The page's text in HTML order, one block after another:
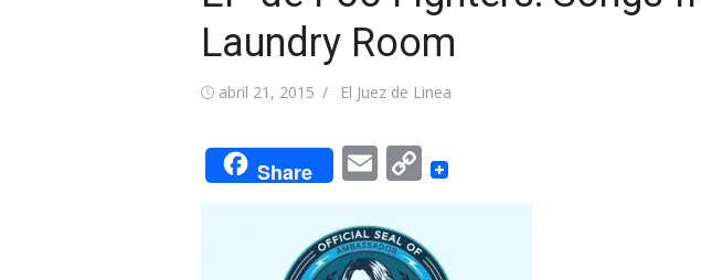
Laundry Room
Publicada
abril 21, 2015 Autor
El Juez de Linea
Share EmailCopy